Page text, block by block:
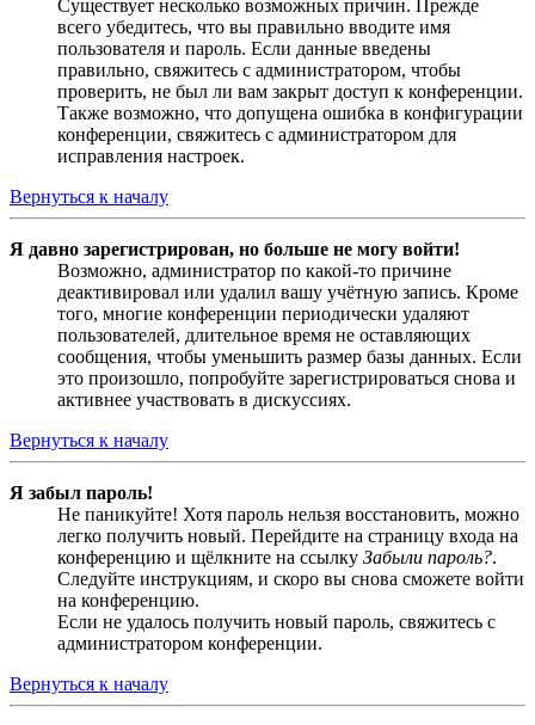
Существует несколько возможных причин. Прежде
всего убедитесь, что вы правильно вводите имя
пользователя и пароль. Если данные введены
правильно, свяжитесь с администратором, чтобы
проверить, не был ли вам закрыт доступ к конференции.
Также возможно, что допущена ошибка в конфигурации
конференции, свяжитесь с администратором для
исправления настроек.
Вернуться к началу
Я давно зарегистрирован, но больше не могу войти!
Возможно, администратор по какой-то причине
деактивировал или удалил вашу учётную запись. Кроме
того, многие конференции периодически удаляют
пользователей, длительное время не оставляющих
сообщения, чтобы уменьшить размер базы данных. Если
это произошло, попробуйте зарегистрироваться снова и
активнее участвовать в дискуссиях.
Вернуться к началу
Я забыл пароль!
Не паникуйте! Хотя пароль нельзя восстановить, можно
легко получить новый. Перейдите на страницу входа на
конференцию и щёлкните на ссылку Забыли пароль?.
Следуйте инструкциям, и скоро вы снова сможете войти
на конференцию.
Если не удалось получить новый пароль, свяжитесь с
администратором конференции.
Вернуться к началу